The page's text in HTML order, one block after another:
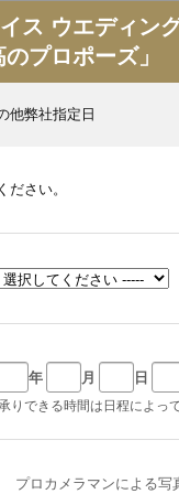
ス ウエディン
のプロポーズ
他弊社指定日
さい。
年 月 日
りできる時間は日程によっ
プロカメラマンによる